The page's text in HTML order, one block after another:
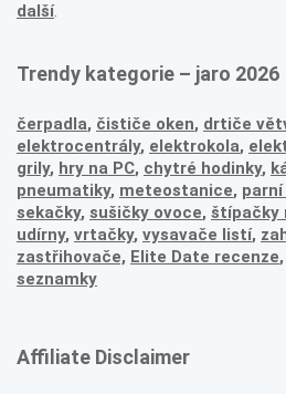
další.
Trendy kategorie – jaro 2026
čerpadla, čističe oken, drtiče
elektrocentrály, elektrokola,
grily, hry na PC, chytré hodinky,
pneumatiky, meteostanice,
sekačky, sušičky ovoce, štípačky
udírny, vrtačky, vysavače listí,
zastřihovače, Elite Date recenze,
seznamky
Affiliate Disclaimer